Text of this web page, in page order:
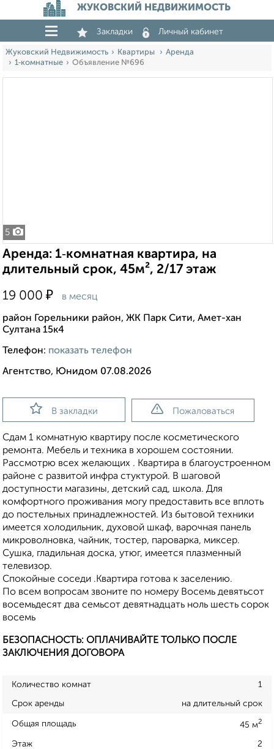
ЖУКОВСКИЙ НЕДВИЖИМОСТЬ
Закладки Личный кабинет
Жуковский Недвижимость Квартиры
Аренда
1‑комнатные
Объявление №696
5
Аренда: 1‑комнатная квартира, на
длительный срок, 45м², 2/17 этаж
19 000 ₽ в месяц
район Горельники район, ЖК Парк Сити, Амет-хан
Султана 15к4
Телефон: показать телефон
Агентство, Юнидом 07.08.2026
В закладки Пожаловаться
Сдам 1 комнатную квартиру после косметического
ремонта. Мебель и техника в хорошем состоянии.
Рассмотрю всех желающих . Квартира в благоустроенном
районе с развитой инфра стуктурой. В шаговой
доступности магазины, детский сад, школа. Для
комфортного проживания могу предоставить все вплоть
до постельных принадлежностей. Из бытовой техники
имеется холодильник, духовой шкаф, варочная панель
микроволновка, чайник, тостер, пароварка, миксер.
Сушка, гладильная доска, утюг, имеется плазменный
телевизор.
Спокойные соседи .Квартира готова к заселению.
По всем вопросам звоните по номеру Восемь девятьсот
восемьдесят два семьсот девятнадцать ноль шесть сорок
восемь
БЕЗОПАСНОСТЬ: ОПЛАЧИВАЙТЕ ТОЛЬКО ПОСЛЕ
ЗАКЛЮЧЕНИЯ ДОГОВОРА
Количество комнат 1
Срок аренды на длительный срок
Общая площадь 45 м2
Этаж 2